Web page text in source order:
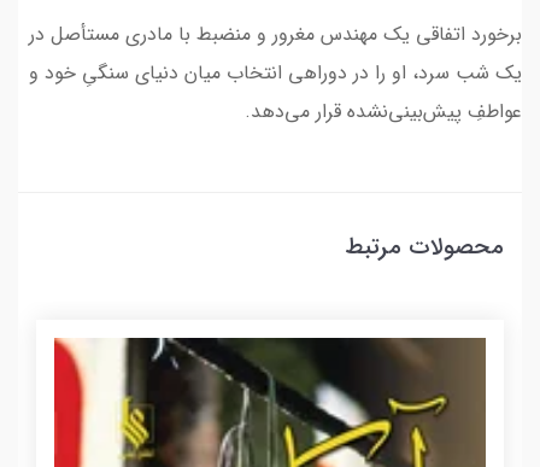
برخورد اتفاقی یک مهندس مغرور و منضبط با مادری مستأصل در
یک شب سرد، او را در دوراهی انتخاب میان دنیای سنگیِ خود و
عواطفِ پیش‌بینی‌نشده قرار می‌دهد.
محصولات مرتبط